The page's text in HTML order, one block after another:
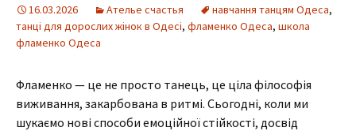
16.03.2026 Ателье счастья навчання танцям Одеса,
танці для дорослих жінок в Одесі, фламенко Одеса, школа
фламенко Одеса
Фламенко — це не просто танець, це ціла філософія
виживання, закарбована в ритмі. Сьогодні, коли ми
шукаємо нові способи емоційної стійкості, досвід